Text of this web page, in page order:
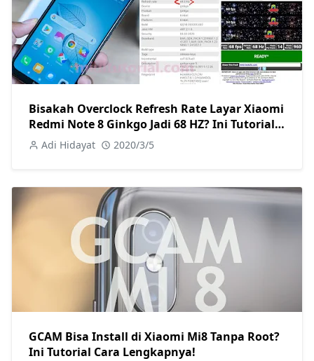
Bisakah Overclock Refresh Rate Layar Xiaomi
Redmi Note 8 Ginkgo Jadi 68 HZ? Ini Tutorial
Caranya
Adi Hidayat 2020/3/5
GCAM Bisa Install di Xiaomi Mi8 Tanpa Root?
Ini Tutorial Cara Lengkapnya!